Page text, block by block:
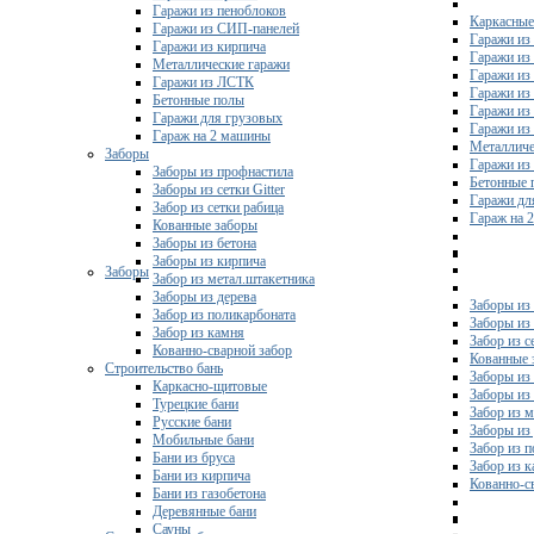
Гаражи из
Гаражи из
Гаражи из
Гаражи из
Гаражи
Гаражи из
Гаражи
Бетонные
Гаражи
Гараж на
Заборы
Заборы из
Заборы из
Забор из
Кованные
Заборы из
Заборы из
Забор из
Заборы из
Забор из
Забор из
Кованно-
Гаражи из пеноблоков
Гаражи из СИП-панелей
Гаражи из кирпича
Металлические гаражи
Гаражи из ЛСТК
Бетонные полы
Гаражи для грузовых
Гараж на 2 машины
Заборы
Заборы из профнастила
Заборы из сетки Gitter
Забор из сетки рабица
Кованные заборы
Заборы из бетона
Заборы из кирпича
Забор из метал.штакетника
Заборы из дерева
Забор из поликарбоната
Забор из камня
Кованно-сварной забор
Строительство бань
Каркасно-щитовые
Турецкие бани
Русские бани
Мобильные бани
Бани из бруса
Бани из кирпича
Бани из газобетона
Деревянные бани
Сауны